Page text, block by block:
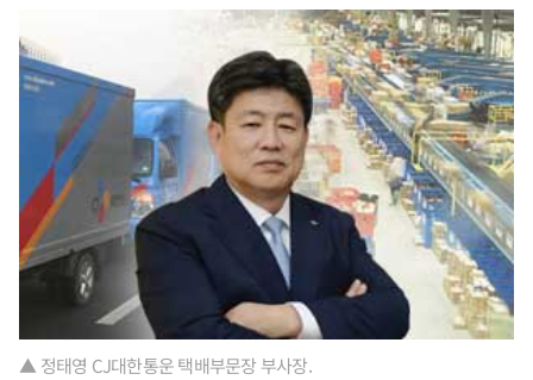
▲ 정태영 CJ대한통운 택배부문장 부사장.